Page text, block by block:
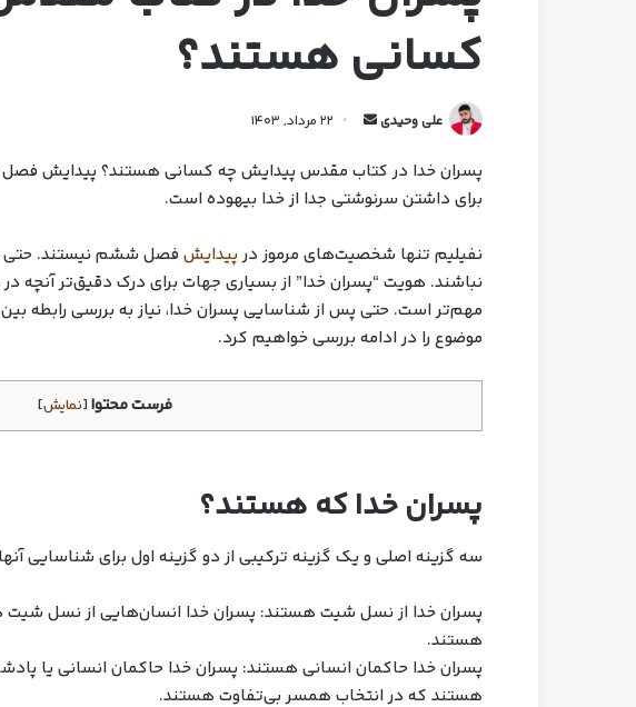
کسانی هستند؟
علی وحیدی 22 مرداد, 1403
پسران خدا در کتاب مقدس پیدایش چه کسانی هستند؟ پیدایش
برای داشتن سرنوشتی جدا از خدا بیهوده است.
نفیلیم تنها شخصیت‌های مرموز درپیدایش فصل ششم نیستند.
نباشند. هویت “پسران خدا” از بسیاری جهات برای درک دقیق‌تر
مهم‌تر است. حتی پس از شناسایی پسران خدا، نیاز به بررسی رابطه
موضوع را در ادامه بررسی خواهیم کرد.
فرست محتوا [نمایش]
پسران خدا که هستند؟
سه گزینه اصلی و یک گزینه ترکیبی از دو گزینه اول برای شناسایی
پسران خدا از نسل شیت هستند: پسران خدا انسان‌هایی از نسل
هستند.
پسران خدا حاکمان انسانی هستند: پسران خدا حاکمان انسانی یا
هستند که در انتخاب همسر بی‌تفاوت هستند.